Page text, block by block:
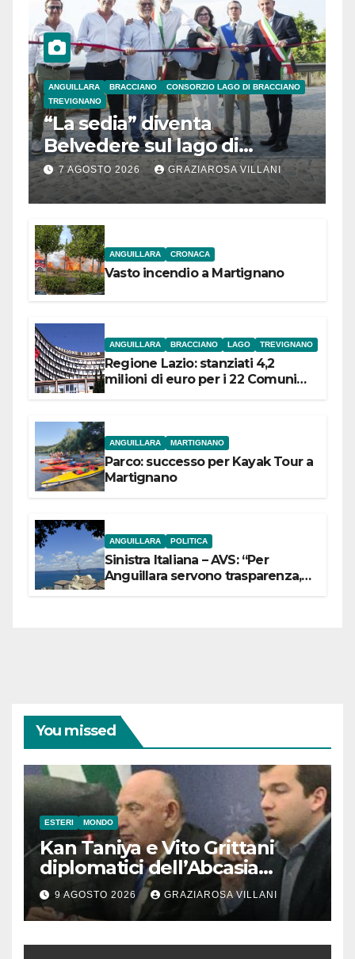
ANGUILLARA BRACCIANO
CONSORZIO LAGO DI BRACCIANO
TREVIGNANO
“La sedia” diventa
Belvedere sul lago di
Bracciano: ieri
l’inaugurazione
7 AGOSTO 2026 GRAZIAROSA VILLANI
ANGUILLARA CRONACA
Vasto incendio a Martignano
ANGUILLARA BRACCIANO LAGO TREVIGNANO
Regione Lazio: stanziati 4,2
milioni di euro per i 22 Comuni
ANGUILLARA MARTIGNANO
Parco: successo per Kayak Tour a
Martignano
ANGUILLARA POLITICA
Sinistra Italiana – AVS: “Per
Anguillara servono trasparenza,
You missed
ESTERI MONDO
Kan Taniya e Vito Grittani
diplomatici dell’Abcasia
contro nota del governo
romeno. “Non si può invocare
la costruzione di ponti e allo
stesso tempo condannare
9 AGOSTO 2026 GRAZIAROSA VILLANI